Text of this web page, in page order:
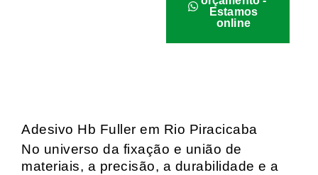
Estamos
online
Adesivo Hb Fuller em Rio Piracicaba
No universo da fixação e união de
materiais, a precisão, a durabilidade e a